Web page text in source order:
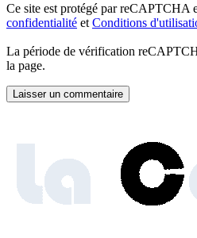
Ce site est protégé par reCAPTCHA
confidentialité et Conditions
La période de vérification
la page.